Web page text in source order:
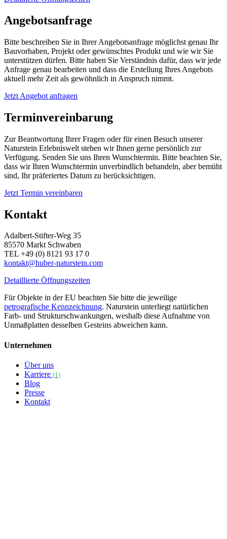
Angebotsanfrage
Bitte beschreiben Sie in Ihrer Angebotsanfrage möglichst genau Ihr
Bauvorhaben, Projekt oder gewünschtes Produkt und wie wir Sie
unterstützen dürfen. Bitte haben Sie Verständnis dafür, dass wir jede
Anfrage genau bearbeiten und dass die Erstellung Ihres Angebots
aktuell mehr Zeit als gewöhnlich in Anspruch nimmt.
Jetzt Angebot anfragen
Terminvereinbarung
Zur Beantwortung Ihrer Fragen oder für einen Besuch unserer
Naturstein Erlebniswelt stehen wir Ihnen gerne persönlich zur
Verfügung. Senden Sie uns Ihren Wunschtermin. Bitte beachten Sie,
dass wir Ihren Wunschtermin unverbindlich behandeln, aber bemüht
sind, Ihr präferiertes Datum zu berücksichtigen.
Jetzt Termin vereinbaren
Kontakt
Adalbert-Stifter-Weg 35
85570 Markt Schwaben
TEL +49 (0) 8121 93 17 0
kontakt@huber-naturstein.com
Detaillierte Öffnungszeiten
Für Objekte in der EU beachten Sie bitte die jeweilige
petrografische Kennzeichnung. Naturstein unterliegt natürlichen
Farb- und Strukturschwankungen, weshalb diese Aufnahme von
Unmaßplatten desselben Gesteins abweichen kann.
Unternehmen
Über uns
Karriere (1)
Blog
Presse
Kontakt